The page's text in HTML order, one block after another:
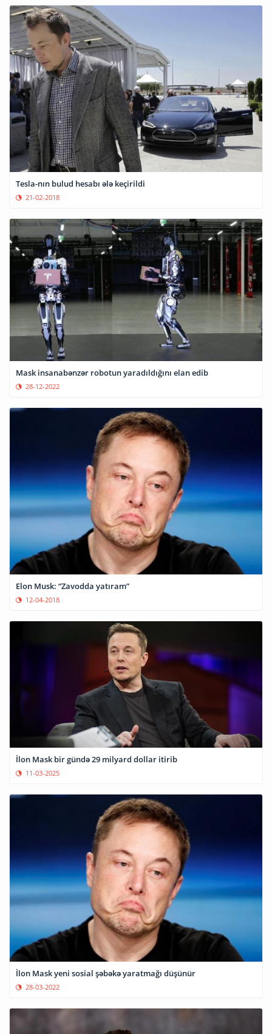
Tesla-nın bulud hesabı ələ keçirildi
21-02-2018
Mask insanabənzər robotun yaradıldığını elan edib
28-12-2022
Elon Musk: “Zavodda yatıram”
12-04-2018
İlon Mask bir gündə 29 milyard dollar itirib
11-03-2025
İlon Mask yeni sosial şəbəkə yaratmağı düşünür
28-03-2022